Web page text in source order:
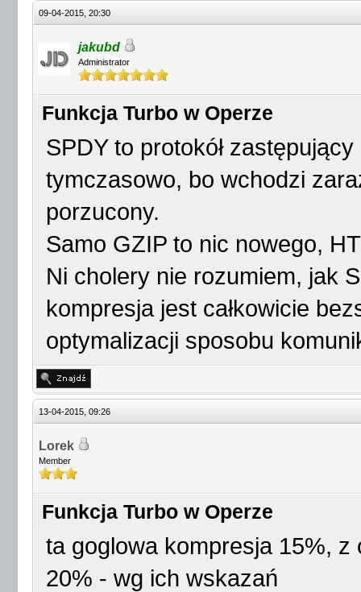
09-04-2015, 20:30
jakubd
Administrator
Funkcja Turbo w Operze
SPDY to protokół
tymczasowo, bo wchodzi
porzucony.
Samo GZIP to nic nowego,
Ni cholery nie rozumiem, jak
kompresja jest całkowicie
optymalizacji sposobu
13-04-2015, 09:26
Lorek
Member
Funkcja Turbo w Operze
ta goglowa kompresja 15%, z
20% - wg ich wskazań